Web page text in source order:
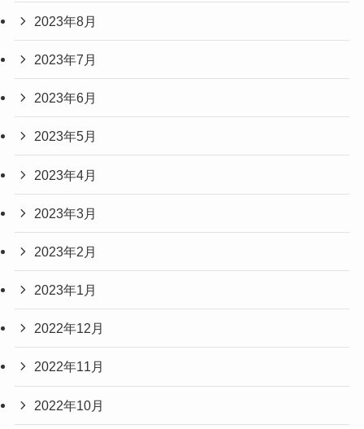
2023年8月
2023年7月
2023年6月
2023年5月
2023年4月
2023年3月
2023年2月
2023年1月
2022年12月
2022年11月
2022年10月